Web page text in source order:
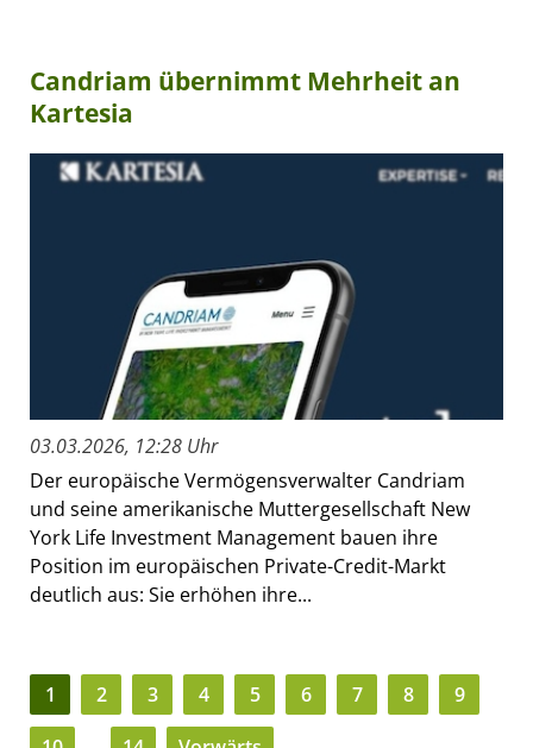
Candriam übernimmt Mehrheit an
Kartesia
03.03.2026, 12:28 Uhr
Der europäische Vermögensverwalter Candriam
und seine amerikanische Muttergesellschaft New
York Life Investment Management bauen ihre
Position im europäischen Private-Credit-Markt
deutlich aus: Sie erhöhen ihre...
1 2 3 4 5 6 7 8
9